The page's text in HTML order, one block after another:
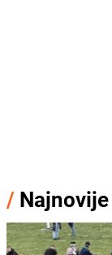
/ Najnovije